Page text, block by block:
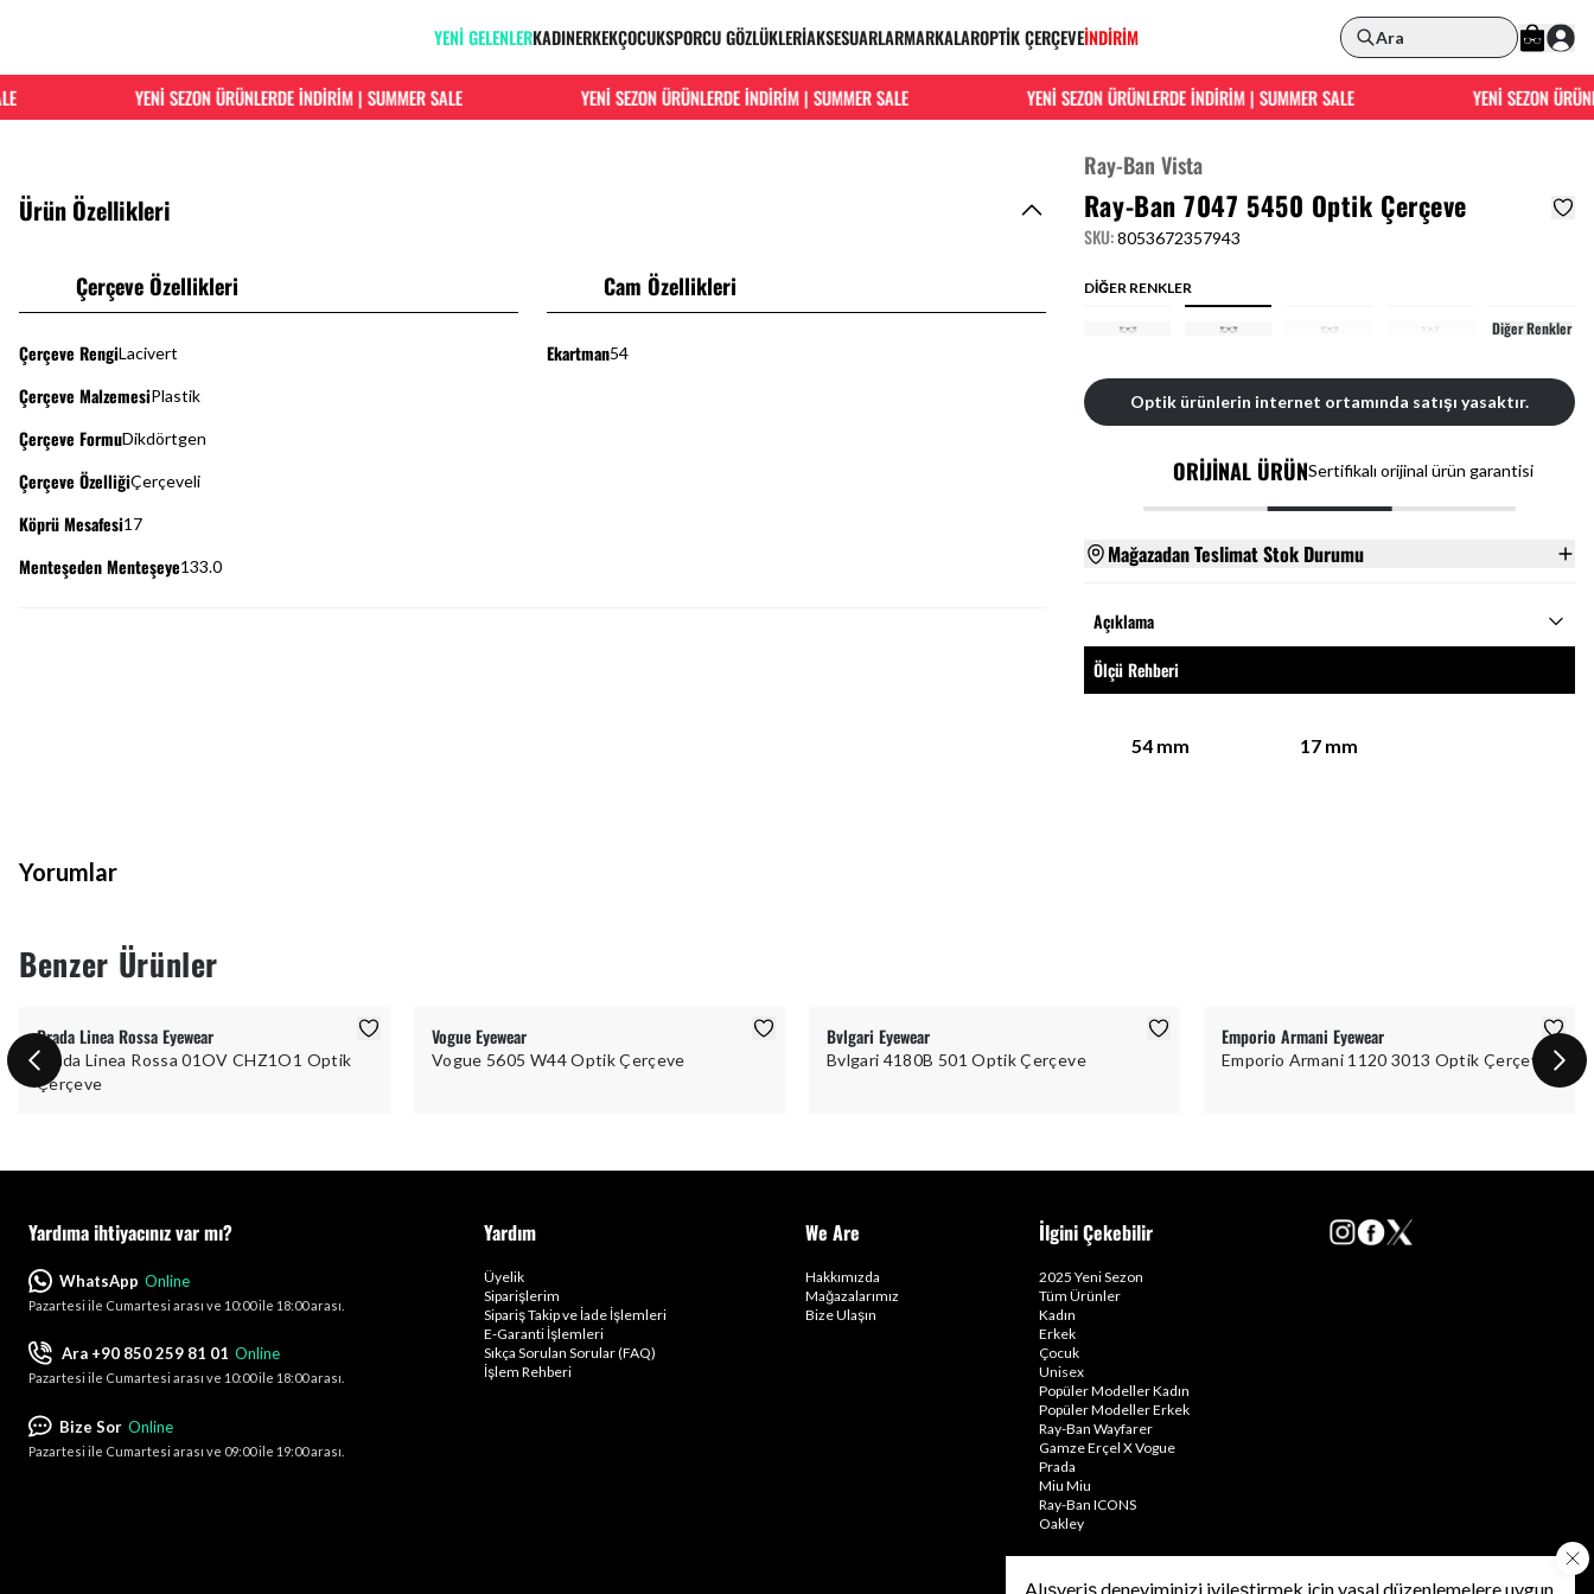
Alışveriş deneyiminizi iyileştirmek için yasal düzenlemelere uygun
YENİ GELENLERKADINERKEKÇOCUKSPORCU GÖZLÜKLERİAKSESUARLARMARKALAROPTİK ÇERÇEVEİNDİRİM Ara
YENİ SEZON ÜRÜNLERDE İNDİRİM | SUMMER SALE YENİ SEZON ÜRÜNLERDE İNDİRİM | SUMMER SALE YENİ SEZON ÜRÜNLERDE İNDİRİM | SUMMER SALE YENİ SEZON
Ürün Özellikleri
Çerçeve Özellikleri
Çerçeve RengiLacivert
Çerçeve MalzemesiPlastik
Çerçeve FormuDikdörtgen
Çerçeve ÖzelliğiÇerçeveli
Köprü Mesafesi17
Menteşeden Menteşeye133.0
Cam Özellikleri
Ekartman54
Ray-Ban Vista
Ray-Ban 7047 5450 Optik Çerçeve
SKU:8053672357943
DİĞER RENKLER
Diğer Renkler
Optik ürünlerin internet ortamında satışı yasaktır.
ORİJİNAL ÜRÜNSertifikalı orijinal ürün garantisi
Mağazadan Teslimat Stok Durumu
Açıklama
Ölçü Rehberi
54 mm 17 mm
Yorumlar
Benzer Ürünler
Prada Linea Rossa Eyewear
Prada Linea Rossa 01OV CHZ1O1 Optik
Çerçeve
Vogue Eyewear
Vogue 5605 W44 Optik Çerçeve
Bvlgari Eyewear
Bvlgari 4180B 501 Optik Çerçeve
Emporio Armani Eyewear
Emporio Armani 1120 3013 Optik Çerçeve
Yardıma ihtiyacınız var mı?
WhatsApp Online
Pazartesi ile Cumartesi arası ve 10:00 ile 18:00 arası.
Ara +90 850 259 81 01 Online
Pazartesi ile Cumartesi arası ve 10:00 ile 18:00 arası.
Bize Sor Online
Pazartesi ile Cumartesi arası ve 09:00 ile 19:00 arası.
Yardım
Üyelik
Siparişlerim
Sipariş Takip ve İade İşlemleri
E-Garanti İşlemleri
Sıkça Sorulan Sorular (FAQ)
İşlem Rehberi
We Are
Hakkımızda
Mağazalarımız
Bize Ulaşın
İlgini Çekebilir
2025 Yeni Sezon
Tüm Ürünler
Kadın
Erkek
Çocuk
Unisex
Popüler Modeller Kadın
Popüler Modeller Erkek
Ray-Ban Wayfarer
Gamze Erçel X Vogue
Prada
Miu Miu
Ray-Ban ICONS
Oakley